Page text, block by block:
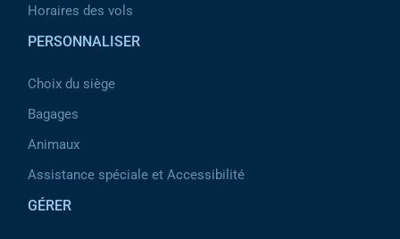
Horaires des vols
PERSONNALISER
Choix du siège
Bagages
Animaux
Assistance spéciale et Accessibilité
GÉRER